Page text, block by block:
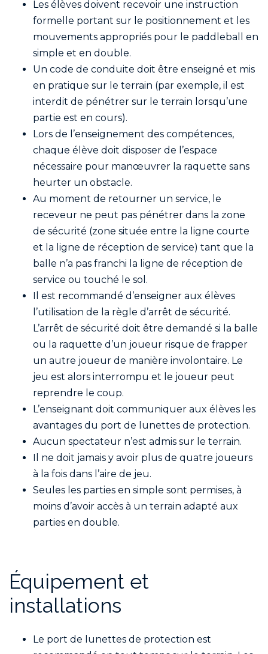
Les élèves doivent recevoir une instruction
formelle portant sur le positionnement et les
mouvements appropriés pour le paddleball en
simple et en double.
Un code de conduite doit être enseigné et mis
en pratique sur le terrain (par exemple, il est
interdit de pénétrer sur le terrain lorsqu’une
partie est en cours).
Lors de l’enseignement des compétences,
chaque élève doit disposer de l’espace
nécessaire pour manœuvrer la raquette sans
heurter un obstacle.
Au moment de retourner un service, le
receveur ne peut pas pénétrer dans la zone
de sécurité (zone située entre la ligne courte
et la ligne de réception de service) tant que la
balle n’a pas franchi la ligne de réception de
service ou touché le sol.
Il est recommandé d’enseigner aux élèves
l’utilisation de la règle d’arrêt de sécurité.
L’arrêt de sécurité doit être demandé si la balle
ou la raquette d’un joueur risque de frapper
un autre joueur de manière involontaire. Le
jeu est alors interrompu et le joueur peut
reprendre le coup.
L’enseignant doit communiquer aux élèves les
avantages du port de lunettes de protection.
Aucun spectateur n’est admis sur le terrain.
Il ne doit jamais y avoir plus de quatre joueurs
à la fois dans l’aire de jeu.
Seules les parties en simple sont permises, à
moins d’avoir accès à un terrain adapté aux
parties en double.
Équipement et
installations
Le port de lunettes de protection est